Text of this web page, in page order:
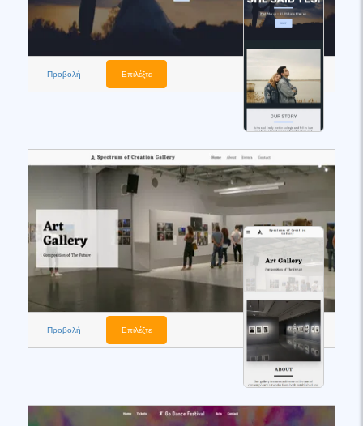
Προβολή Επιλέξτε
Προβολή Επιλέξτε